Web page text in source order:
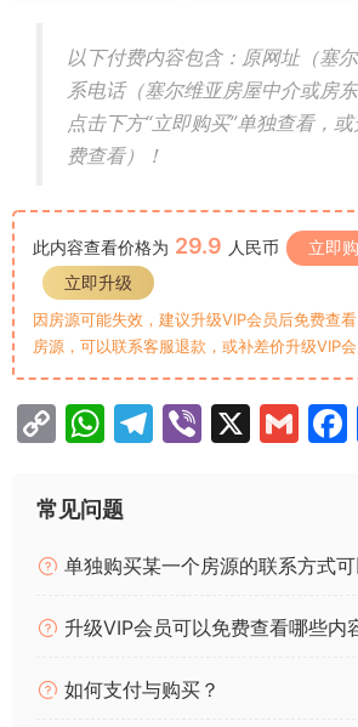
以下付费内容包含：原网址（塞
系电话（塞尔维亚房屋中介或房
点击下方“立即购买”单独查看，
费查看）！
此内容查看价格为 29.9 人民币 立即
立即升级
因房源可能失效，建议升级VIP会员后免费查
房源，可以联系客服退款，或补差价升级VIP会
C
p
Li
n
W
at
A
p
T
a
m
Vi X
G
常见问题
单独购买某一个房源的联系方式
升级VIP会员可以免费查看哪些内
如何支付与购买？